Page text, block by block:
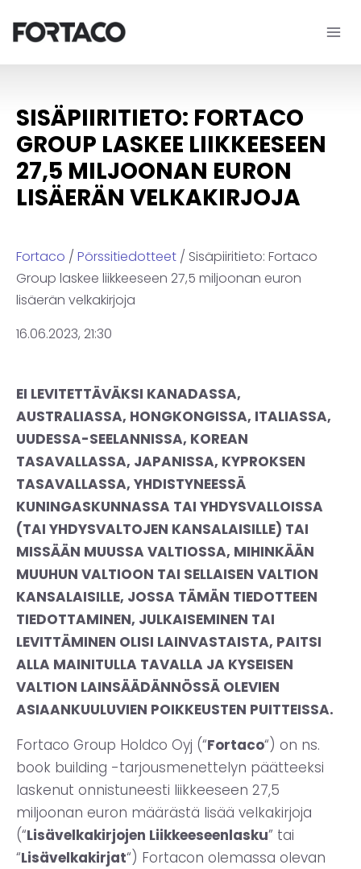
sisältöön
SISÄPIIRITIETO: FORTACO
GROUP LASKEE LIIKKEESEEN
27,5 MILJOONAN EURON
LISÄERÄN VELKAKIRJOJA
Fortaco / Pörssitiedotteet / Sisäpiiritieto: Fortaco
Group laskee liikkeeseen 27,5 miljoonan euron
lisäerän velkakirjoja
16.06.2023, 21:30
EI LEVITETTÄVÄKSI KANADASSA,
AUSTRALIASSA, HONGKONGISSA, ITALIASSA,
UUDESSA-SEELANNISSA, KOREAN
TASAVALLASSA, JAPANISSA, KYPROKSEN
TASAVALLASSA, YHDISTYNEESSÄ
KUNINGASKUNNASSA TAI YHDYSVALLOISSA
(TAI YHDYSVALTOJEN KANSALAISILLE) TAI
MISSÄÄN MUUSSA VALTIOSSA, MIHINKÄÄN
MUUHUN VALTIOON TAI SELLAISEN VALTION
KANSALAISILLE, JOSSA TÄMÄN TIEDOTTEEN
TIEDOTTAMINEN, JULKAISEMINEN TAI
LEVITTÄMINEN OLISI LAINVASTAISTA, PAITSI
ALLA MAINITULLA TAVALLA JA KYSEISEN
VALTION LAINSÄÄDÄNNÖSSÄ OLEVIEN
ASIAANKUULUVIEN POIKKEUSTEN PUITTEISSA.
Fortaco Group Holdco Oyj (“Fortaco“) on ns.
book building -tarjousmenettelyn päätteeksi
laskenut onnistuneesti liikkeeseen 27,5
miljoonan euron määrästä lisää velkakirjoja
(“Lisävelkakirjojen Liikkeeseenlasku” tai
“Lisävelkakirjat“) Fortacon olemassa olevan